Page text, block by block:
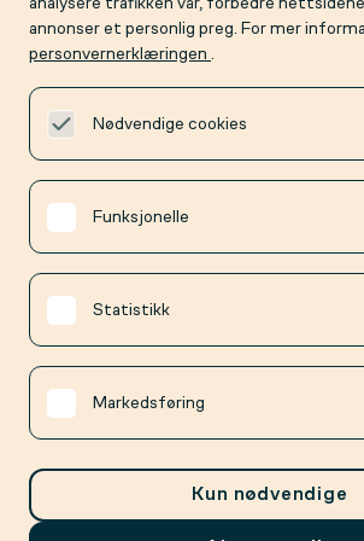
kontakt@kvass.no
+47 69 14 60 00
Ofte stilte spørsmål
Personvernerklæring
Åpenhetsloven
Personverninnstillinger
analysere trafikken vår, forbedre
annonser et personlig preg. For mer
personvernerklæringen .
Nødvendige cookies
Funksjonelle
Statistikk
Markedsføring
Kun nødvendige